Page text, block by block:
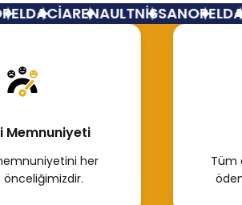
DACİARENAULTNİSSANOPEL
Memnuniyeti
her
Tüm